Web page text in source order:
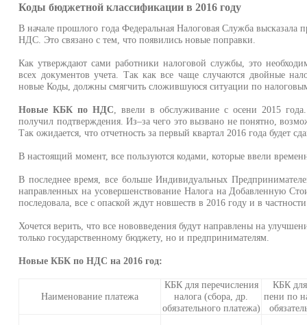
Коды бюджетной классификации в 2016 году
В начале прошлого года Федеральная Налоговая Служба высказала
НДС. Это связано с тем, что появились новые поправки.
Как утверждают сами работники налоговой службы, это
всех документов учета. Так как все чаще случаются двойные
новые Коды, должны смягчить сложившуюся ситуации по
Новые КБК по НДС , ввели в обслуживание с осени 2015
получил подтверждения. Из–за чего это вызвано не понятно,
Так ожидается, что отчетность за первый квартал 2016 года будет
В настоящий момент, все пользуются кодами, которые ввели
В последнее время, все больше Индивидуальных
направленных на усовершенствование Налога на Добавленную
последовала, все с опаской ждут новшеств в 2016 году и в
Хочется верить, что все нововведения будут направлены на
только государственному бюджету, но и предпринимателям.
Новые КБК по НДС на 2016 год:
Наименование платежа
КБК для перечисления
налога (сбора, др.
обязательного платежа)
КБК
пени по